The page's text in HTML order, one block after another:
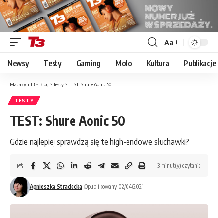
Font
Resizer
Aa
Newsy Testy Gaming Moto Kultura Publikacje
Magazyn T3 > Blog >Testy >TEST: Shure Aonic 50
TESTY
TEST: Shure Aonic 50
Gdzie najlepiej sprawdzą się te high-endowe słuchawki?
Agnieszka Stradecka Opublikowany 02/04/2021
3 minut(y) czytania